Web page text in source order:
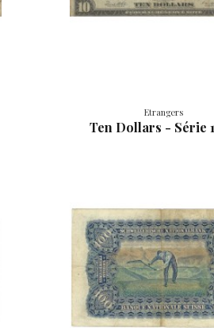
Etrangers
Ten Dollars - Série